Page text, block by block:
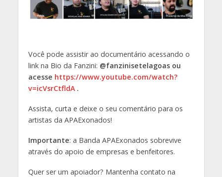
Você pode assistir ao documentário acessando o
link na Bio da Fanzini: @fanzinisetelagoas ou
acesse https://www.youtube.com/watch?
v=icVsrCtfldA.
Assista, curta e deixe o seu comentário para os
artistas da APAExonados!
Importante: a Banda APAExonados sobrevive
através do apoio de empresas e benfeitores.
Quer ser um apoiador? Mantenha contato na